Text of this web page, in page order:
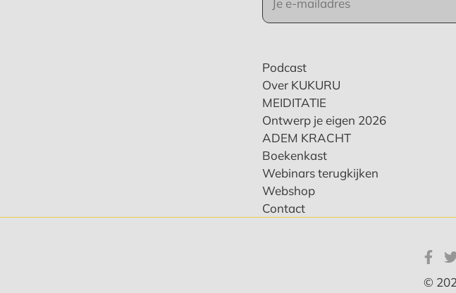
Podcast
Over KUKURU
MEIDITATIE
Ontwerp je eigen 2026
ADEM KRACHT
Boekenkast
Webinars terugkijken
Webshop
Contact
©